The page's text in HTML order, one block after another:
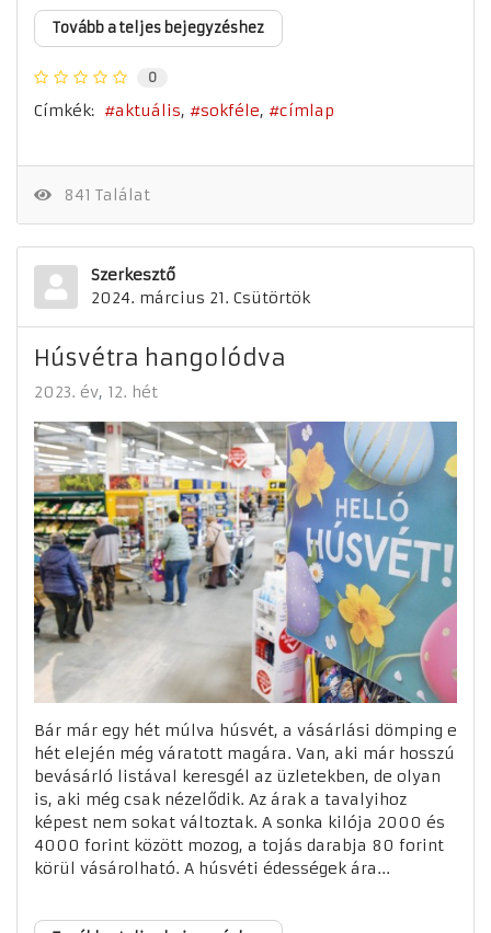
Tovább a teljes bejegyzéshez
0
Címkék: aktuális sokféle címlap
841 Találat
Szerkesztő
2024. március 21. Csütörtök
Húsvétra hangolódva
2023. év 12. hét
Bár már egy hét múlva húsvét, a vásárlási dömping e
hét elején még váratott magára. Van, aki már hosszú
bevásárló listával keresgél az üzletekben, de olyan
is, aki még csak nézelődik. Az árak a tavalyihoz
képest nem sokat változtak. A sonka kilója 2000 és
4000 forint között mozog, a tojás darabja 80 forint
körül vásárolható. A húsvéti édességek ára...